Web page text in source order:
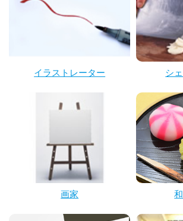
イラストレーター シ
画家